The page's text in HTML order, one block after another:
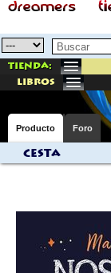
Tienda:
libros
Producto Foro
Cesta